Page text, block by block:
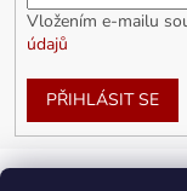
Vložením e-mailu
údajů
PŘIHLÁSIT SE